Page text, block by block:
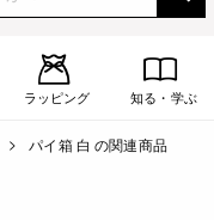
ラッピング 知る・学ぶ
パイ箱 白 の関連商品